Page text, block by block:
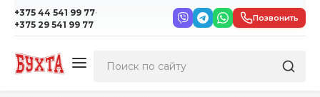
+375 44 541 99 77·
+375 29 541 99 77
Позвонить